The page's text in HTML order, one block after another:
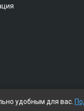
удобным для вас.